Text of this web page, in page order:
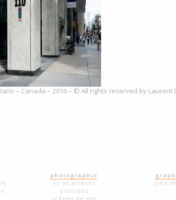
– Canada – 2016 – © All rights reserved by Laurent
photographie
ici et ailleurs
portraits
scènes de vie
john